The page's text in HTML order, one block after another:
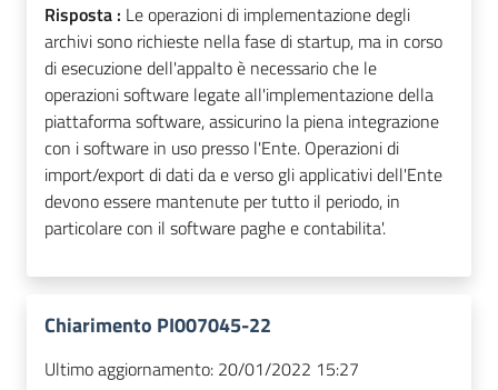
Risposta : Le operazioni di implementazione degli
archivi sono richieste nella fase di startup, ma in corso
di esecuzione dell'appalto è necessario che le
operazioni software legate all'implementazione della
piattaforma software, assicurino la piena integrazione
con i software in uso presso l'Ente. Operazioni di
import/export di dati da e verso gli applicativi dell'Ente
devono essere mantenute per tutto il periodo, in
particolare con il software paghe e contabilita'.
Chiarimento PI007045-22
Ultimo aggiornamento: 20/01/2022 15:27